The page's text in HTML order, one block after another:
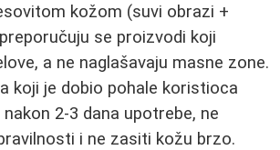
kožom (suvi obrazi +
se proizvodi koji
a ne naglašavaju masne zone.
koji je dobio pohale koristioca
2-3 dana upotrebe, ne
i ne zasiti kožu brzo.